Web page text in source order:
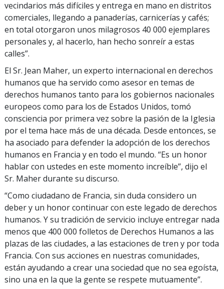
vecindarios más difíciles y entrega en mano en distritos
comerciales, llegando a panaderías, carnicerías y cafés;
en total otorgaron unos milagrosos 40 000 ejemplares
personales y, al hacerlo, han hecho sonreír a estas
calles”.
El Sr. Jean Maher, un experto internacional en derechos
humanos que ha servido como asesor en temas de
derechos humanos tanto para los gobiernos nacionales
europeos como para los de Estados Unidos, tomó
consciencia por primera vez sobre la pasión de la Iglesia
por el tema hace más de una década. Desde entonces, se
ha asociado para defender la adopción de los derechos
humanos en Francia y en todo el mundo. “Es un honor
hablar con ustedes en este momento increíble”, dijo el
Sr. Maher durante su discurso.
“Como ciudadano de Francia, sin duda considero un
deber y un honor continuar con este legado de derechos
humanos. Y su tradición de servicio incluye entregar nada
menos que 400 000 folletos de Derechos Humanos a las
plazas de las ciudades, a las estaciones de tren y por toda
Francia. Con sus acciones en nuestras comunidades,
están ayudando a crear una sociedad que no sea egoísta,
sino una en la que la gente se respete mutuamente”.